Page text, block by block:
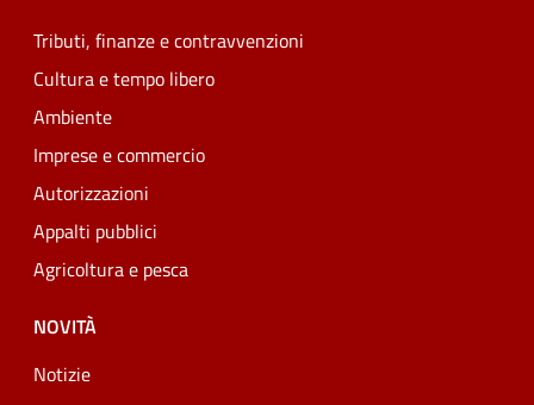
Tributi, finanze e contravvenzioni
Cultura e tempo libero
Ambiente
Imprese e commercio
Autorizzazioni
Appalti pubblici
Agricoltura e pesca
NOVITÀ
Notizie